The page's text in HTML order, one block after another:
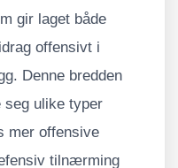
gir laget både
offensivt i
Denne bredden
seg ulike typer
mer offensive
tilnærming